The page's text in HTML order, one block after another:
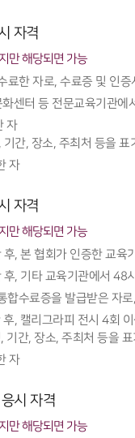
자격
만 해당되면 가능
료한 자로, 수료증 및 인증
센터 등 전문교육기관
자
간, 장소, 주최처 등을
자
자격
만 해당되면 가능
, 본 협회가 인증한 교
, 기타 교육기관에서 48
합수료증을 발급받은 자
, 캘리그라피 전시 4회
기간, 장소, 주최처 등을
자
시 자격
만 해당되면 가능